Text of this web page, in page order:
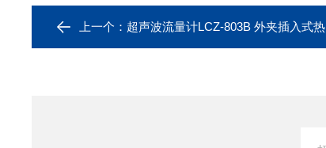
上一个： 超声波流量计LCZ-803B 外夹插入式热量表